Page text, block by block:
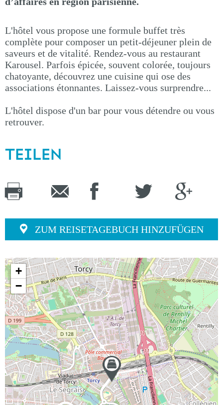
L'hôtel vous propose une formule buffet très
complète pour composer un petit-déjeuner plein de
saveurs et de vitalité. Rendez-vous au restaurant
Karousel. Parfois épicée, souvent colorée, toujours
chatoyante, découvrez une cuisine qui ose des
associations étonnantes. Laissez-vous surprendre...
L'hôtel dispose d'un bar pour vous détendre ou vous
retrouver.
TEILEN
ZUM REISETAGEBUCH HINZUFÜGEN
+
−